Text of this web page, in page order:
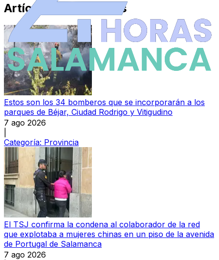
Artículos Destacados
Estos son los 34 bomberos que se incorporarán a los
parques de Béjar, Ciudad Rodrigo y Vitigudino
7 ago 2026
Categoría: Provincia
El TSJ confirma la condena al colaborador de la red
que explotaba a mujeres chinas en un piso de la avenida
de Portugal de Salamanca
7 ago 2026